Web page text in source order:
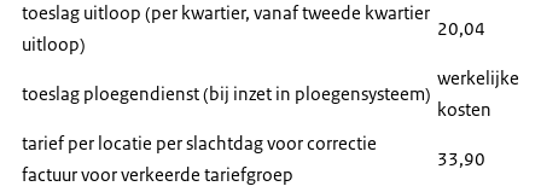
toeslag uitloop (per kwartier, vanaf tweede kwartier
uitloop)
20,04
toeslag ploegendienst (bij inzet in ploegensysteem)
werkelijke
kosten
tarief per locatie per slachtdag voor correctie
factuur voor verkeerde tariefgroep
33,90